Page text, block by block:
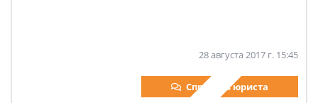
28 августа 2017 г. 15:45
Спросить юриста